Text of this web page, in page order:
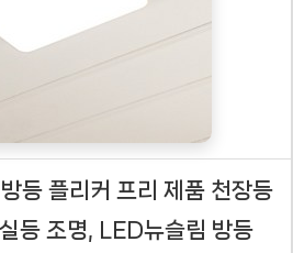
등 플리커 프리 제품 천장등
등 조명, LED뉴슬림 방등